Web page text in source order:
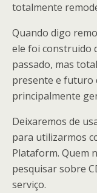
totalmente
Quando digo
ele foi construido
passado, mas
presente e futuro
principalmente
Deixaremos de
para utilizarmos
Plataform. Quem
pesquisar sobre
serviço.